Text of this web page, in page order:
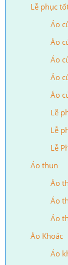
Lễ phục
Áo
Áo
Áo
Áo
Áo
Lễ
Lễ
Lễ
Áo thun
Áo
Áo
Áo
Áo Khoác
Áo